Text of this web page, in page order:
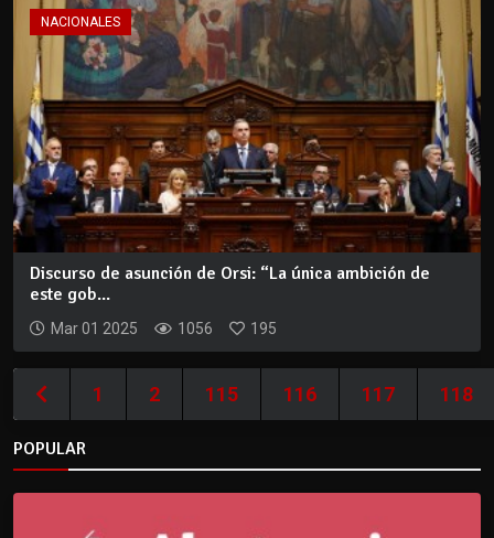
NACIONALES
Discurso de asunción de Orsi: “La única ambición de
este gob...
Mar 01 2025 1056 195
1 2 115 116 117 118
POPULAR